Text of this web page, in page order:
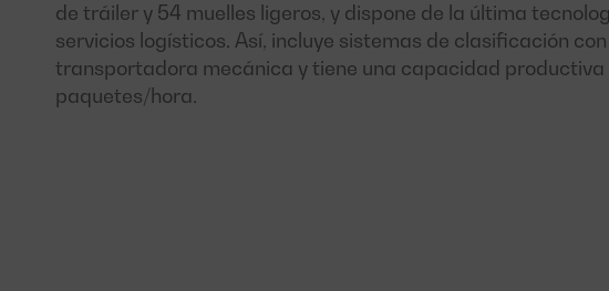
de tráiler y 54 muelles ligeros, y dispone de la última
servicios logísticos. Así, incluye sistemas de clasificación
transportadora mecánica y tiene una capacidad productiva
paquetes/hora.